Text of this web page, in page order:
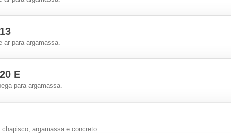
ar para argamassa.
E
para argamassa.
argamassa e concreto.